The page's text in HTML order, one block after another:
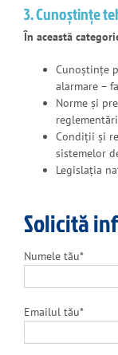
3. Cunoștințe
În această
Cunoștințe
alarmare –
Norme și
Condiții și
sistemelor
Legislația
Solicită
Numele tău*
Emailul tău*